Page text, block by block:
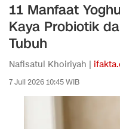
11 Manfaat
Kaya Probiotik
Tubuh
Nafisatul Khoiriyah |
7 Juli 2026 10:45 WIB